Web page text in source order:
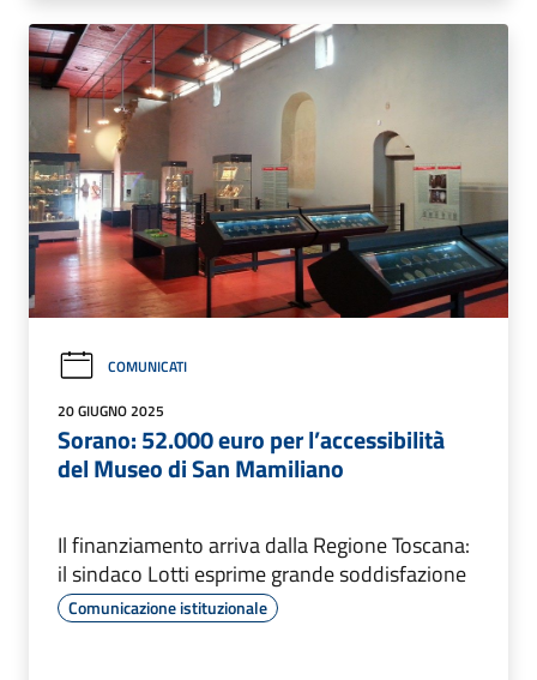
COMUNICATI
20 GIUGNO 2025
Sorano: 52.000 euro per l’accessibilità
del Museo di San Mamiliano
Il finanziamento arriva dalla Regione Toscana:
il sindaco Lotti esprime grande soddisfazione
Comunicazione istituzionale